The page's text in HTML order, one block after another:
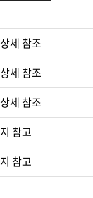
세 참조
세 참조
세 참조​
참고
참고​